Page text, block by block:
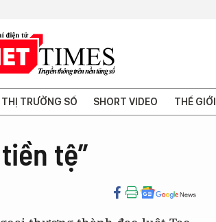
THỊ TRƯỜNG SỐ SHORT VIDEO THẾ GIỚI
tệ”